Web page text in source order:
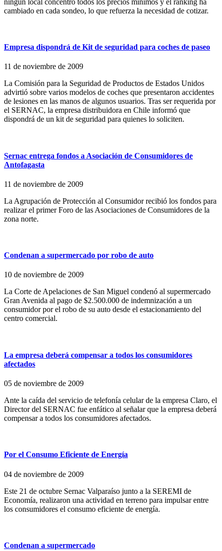
cambiado en cada sondeo, lo que refuerza la necesidad de cotizar.
Empresa dispondrá de Kit de seguridad para coches de paseo
11 de noviembre de 2009
La Comisión para la Seguridad de Productos de Estados Unidos
advirtió sobre varios modelos de coches que presentaron accidentes
de lesiones en las manos de algunos usuarios. Tras ser requerida por
el SERNAC, la empresa distribuidora en Chile informó que
dispondrá de un kit de seguridad para quienes lo soliciten.
Sernac entrega fondos a Asociación de Consumidores de
Antofagasta
11 de noviembre de 2009
La Agrupación de Protección al Consumidor recibió los fondos para
realizar el primer Foro de las Asociaciones de Consumidores de la
zona norte.
Condenan a supermercado por robo de auto
10 de noviembre de 2009
La Corte de Apelaciones de San Miguel condenó al supermercado
Gran Avenida al pago de $2.500.000 de indemnización a un
consumidor por el robo de su auto desde el estacionamiento del
centro comercial.
La empresa deberá compensar a todos los consumidores
afectados
05 de noviembre de 2009
Ante la caída del servicio de telefonía celular de la empresa Claro, el
Director del SERNAC fue enfático al señalar que la empresa deberá
compensar a todos los consumidores afectados.
Por el Consumo Eficiente de Energía
04 de noviembre de 2009
Este 21 de octubre Sernac Valparaíso junto a la SEREMI de
Economía, realizaron una actividad en terreno para impulsar entre
los consumidores el consumo eficiente de energía.
Condenan a supermercado